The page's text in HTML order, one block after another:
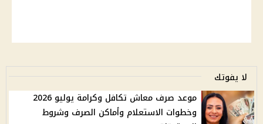
لا يفوتك
موعد صرف معاش تكافل وكرامة يوليو 2026
وخطوات الاستعلام وأماكن الصرف وشروط